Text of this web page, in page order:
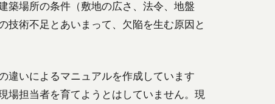
築場所の条件（敷地の広さ、法令、地盤
技術不足とあいまって、欠陥を生む原因と
違いによるマニュアルを作成しています
場担当者を育てようとはしていません。現